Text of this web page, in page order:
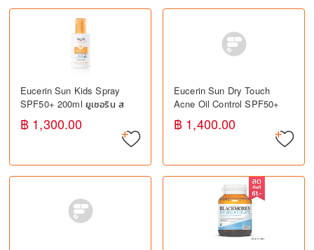
Eucerin Sun Kids Spray
SPF50+ 200ml ยูเซอริน ส
เปรย์กันแดดสำหรับเด็ก
SPF50+ ปกป้องผิวจาก
฿ 1,300.00
Eucerin Sun Dry Touch
Acne Oil Control SPF50+
50ml ยูเซอริน กันแดดสำหรับ
ผิวมัน เป็นสิวง่าย
฿ 1,400.00